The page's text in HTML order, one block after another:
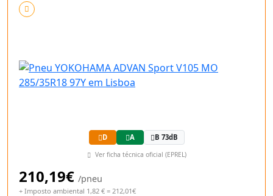
D A B 73dB
Ver ficha técnica oficial (EPREL)
210,19€ /pneu
+ Imposto ambiental 1,82 € = 212,01€